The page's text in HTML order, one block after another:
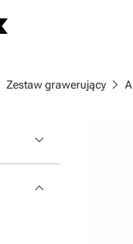
Zestaw grawerującychevron_right
keyboard_arrow_down
keyboard_arrow_down